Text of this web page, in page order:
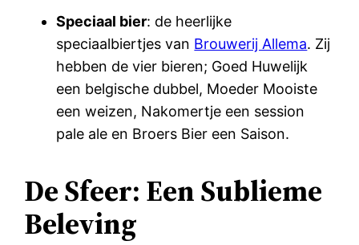
Speciaal bier: de heerlijke
speciaalbiertjes van Brouwerij Allema. Zij
hebben de vier bieren; Goed Huwelijk
een belgische dubbel, Moeder Mooiste
een weizen, Nakomertje een session
pale ale en Broers Bier een Saison.
De Sfeer: Een Sublieme
Beleving